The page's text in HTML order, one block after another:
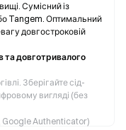
Сумісний із
Tangem. Оптимальний
довгостроковій
та довготривалого
Зберігайте сід-
вигляді (без
Google Authenticator)